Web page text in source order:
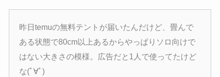
昨日temuの無料テントが届いたんだけど、畳んで
ある状態で80cm以上あるからやっぱりソロ向けで
はない大きさの模様。広告だと1人で使ってたけど
な(ﾟ∀ﾟ)